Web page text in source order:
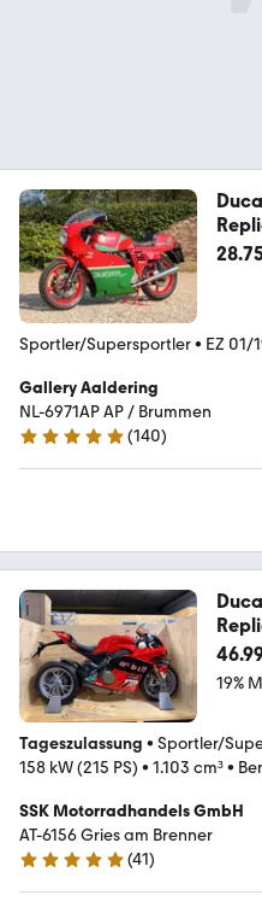
Sportler/Supersportler• EZ 01/
Gallery Aaldering
NL-6971AP AP / Brummen
4.8 Sterne
(140)
19%
Tageszulassung • Sportler/
158 kW (215 PS) • 1.103 cm³•
SSK Motorradhandels GmbH
AT-6156 Gries am Brenner
5 Sterne
(41)